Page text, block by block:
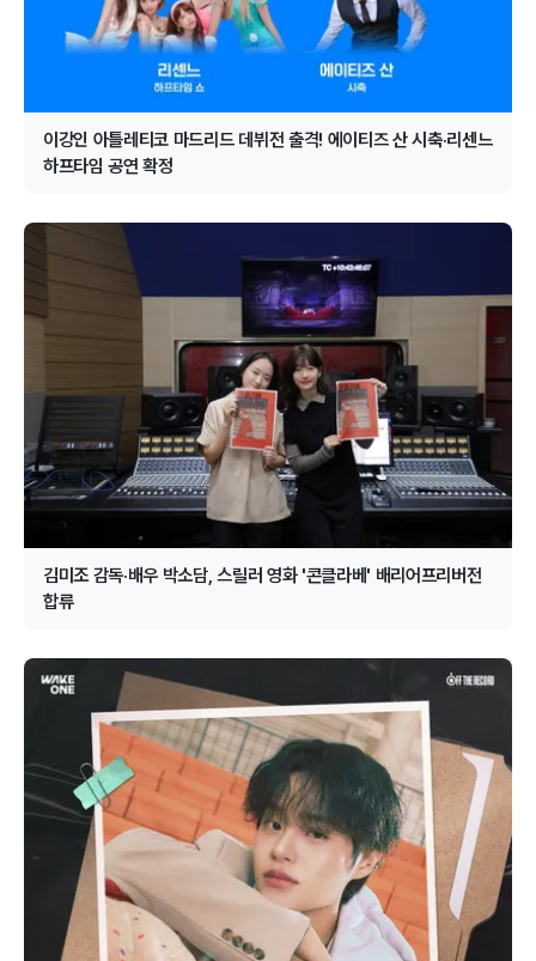
이강인 아틀레티코 마드리드 데뷔전 출격! 에이티즈 산 시축·리센느
하프타임 공연 확정
김미조 감독·배우 박소담, 스릴러 영화 '콘클라베' 배리어프리버전
합류